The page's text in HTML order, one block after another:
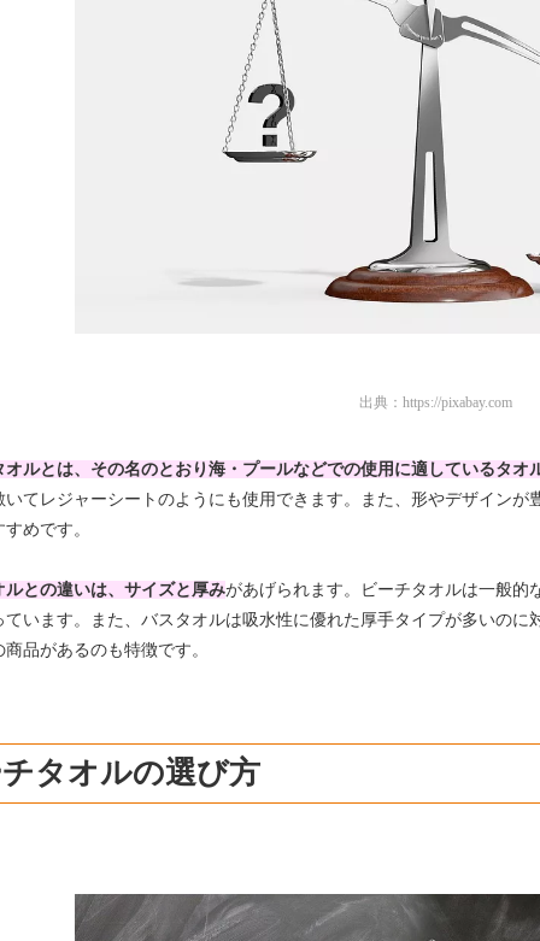
出典： https://pixabay.com
オルとは、その名のとおり海・プールなどでの使用に適しているタオ
いてレジャーシートのようにも使用できます。また、形やデザイン
めです。
ルとの違いは、サイズと厚みがあげられます。ビーチタオルは一般的
ています。また、バスタオルは吸水性に優れた厚手タイプが多いの
品があるのも特徴です。
タオルの選び方